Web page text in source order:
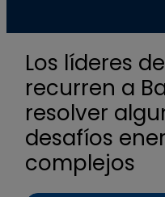
Los líderes
recurren a
resolver
desafíos
complejos